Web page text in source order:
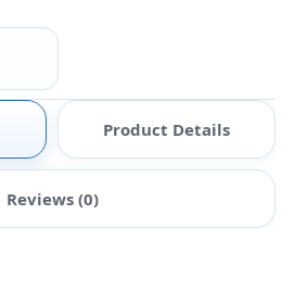
Product Details
Reviews (0)